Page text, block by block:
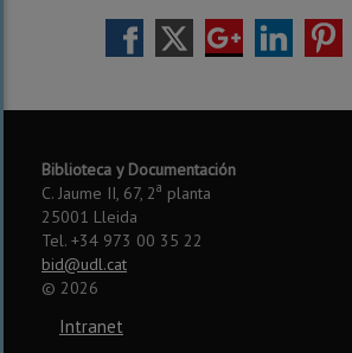
Biblioteca y Documentación
C. Jaume II, 67, 2a planta
25001 Lleida
Tel. +34 973 00 35 22
bid@udl.cat
© 2026
Intranet